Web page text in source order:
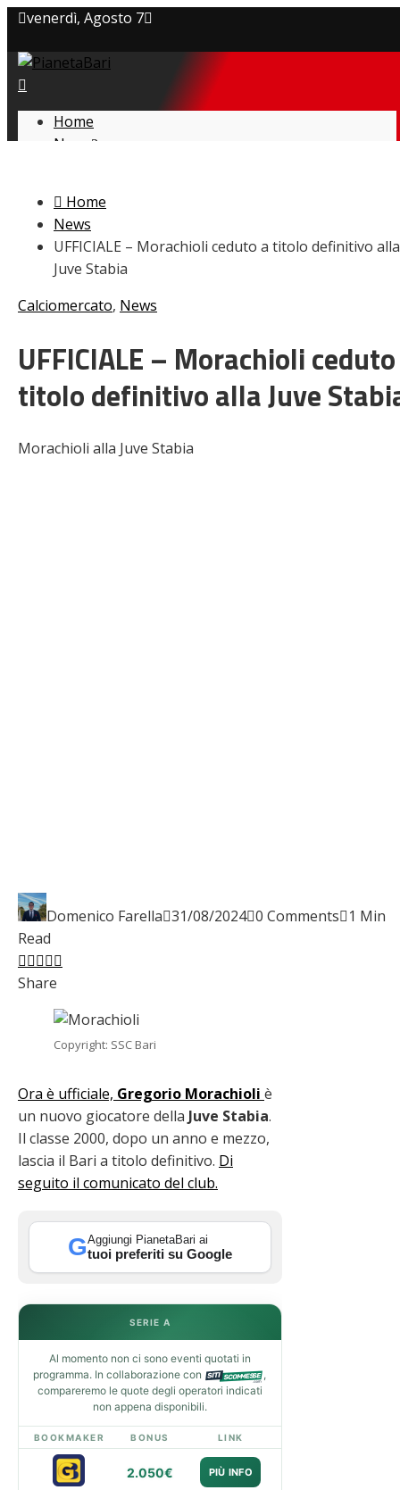
venerdì, Agosto 7
Privacy policy
Cookie Policy
Home
News
L’avversario
Giovanili
Le pagelle
Interviste
Focus
Serie B
Video
Home
News
UFFICIALE – Morachioli ceduto a titolo definitivo alla
Juve Stabia
Calciomercato, News
UFFICIALE – Morachioli
titolo definitivo alla Juve
Morachioli alla Juve Stabia
Domenico Farella 31/08/2024 0 Comments 1 Min
Read
Facebook
Twitter
LinkedIn
Pinterest
Stumbleupon
Share
Copyright: SSC Bari
Ora è ufficiale, Gregorio Morachioli è
un nuovo giocatore della Juve Stabia.
Il classe 2000, dopo un anno e mezzo,
lascia il Bari a titolo definitivo. Di
seguito il comunicato del club.
GAggiungi PianetaBari ai
tuoi preferiti su Google
SERIE A
Al momento non ci sono eventi quotati in
programma. In collaborazione con
,
compareremo le quote degli operatori indicati
non appena disponibili.
BOOKMAKER BONUS LINK
2.050€ PIÙ INFO